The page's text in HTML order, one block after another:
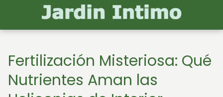
Fertilización Misteriosa: Qué
Nutrientes Aman las